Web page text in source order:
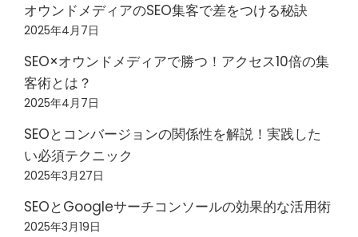
オウンドメディアのSEO集客で差をつける秘訣
2025年4月7日
SEO×オウンドメディアで勝つ！アクセス10倍の集
客術とは？
2025年4月7日
SEOとコンバージョンの関係性を解説！実践した
い必須テクニック
2025年3月27日
SEOとGoogleサーチコンソールの効果的な活用術
2025年3月19日